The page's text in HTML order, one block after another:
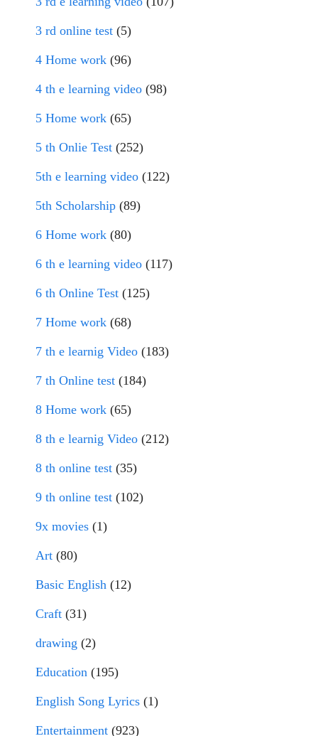
3 rd online test (5)
4 Home work (96)
4 th e learning video (98)
5 Home work (65)
5 th Onlie Test (252)
5th e learning video (122)
5th Scholarship (89)
6 Home work (80)
6 th e learning video (117)
6 th Online Test (125)
7 Home work (68)
7 th e learnig Video (183)
7 th Online test (184)
8 Home work (65)
8 th e learnig Video (212)
8 th online test (35)
9 th online test (102)
9x movies (1)
Art (80)
Basic English (12)
Craft (31)
drawing (2)
Education (195)
English Song Lyrics (1)
Entertainment (923)